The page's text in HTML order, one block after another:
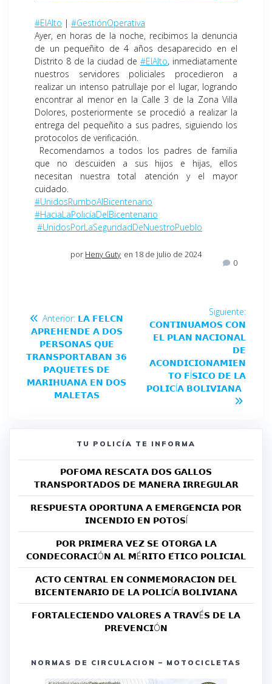
#ElAlto | #GestiónOperativa
Ayer, en horas de la noche, recibimos la denuncia
de un pequeñito de 4 años desaparecido en el
Distrito 8 de la ciudad de #ElAlto, inmediatamente
nuestros servidores policiales procedieron a
realizar un intenso patrullaje por el lugar, logrando
encontrar al menor en la Calle 3 de la Zona Villa
Dolores, posteriormente se procedió a realizar la
entrega del pequeñito a sus padres, siguiendo los
protocolos de verificación.
Recomendamos a todos los padres de familia
que no descuiden a sus hijos e hijas, ellos
necesitan nuestra total atención y el mayor
cuidado.
#UnidosRumboAlBicentenario
#HaciaLaPolicíaDelBicentenario
#UnidosPorLaSeguridadDeNuestroPueblo
por Heny Guty en 18 de julio de 2024
0
Anterior: 𝗟𝗔 𝗙𝗘𝗟𝗖𝗡
𝗔𝗣𝗥𝗘𝗛𝗘𝗡𝗗𝗘 𝗔 𝗗𝗢𝗦
𝗣𝗘𝗥𝗦𝗢𝗡𝗔𝗦 𝗤𝗨𝗘
𝗧𝗥𝗔𝗡𝗦𝗣𝗢𝗥𝗧𝗔𝗕𝗔𝗡 𝟯𝟲
𝗣𝗔𝗤𝗨𝗘𝗧𝗘𝗦 𝗗𝗘
𝗠𝗔𝗥𝗜𝗛𝗨𝗔𝗡𝗔 𝗘𝗡 𝗗𝗢𝗦
𝗠𝗔𝗟𝗘𝗧𝗔𝗦
Siguiente:
𝗖𝗢𝗡𝗧𝗜𝗡𝗨𝗔𝗠𝗢𝗦 𝗖𝗢𝗡
𝗘𝗟 𝗣𝗟𝗔𝗡 𝗡𝗔𝗖𝗜𝗢𝗡𝗔𝗟
𝗗𝗘
𝗔𝗖𝗢𝗡𝗗𝗜𝗖𝗜𝗢𝗡𝗔𝗠𝗜𝗘𝗡
𝗧𝗢 𝗙Í𝗦𝗜𝗖𝗢 𝗗𝗘 𝗟𝗔
𝗣𝗢𝗟𝗜𝗖Í𝗔 𝗕𝗢𝗟𝗜𝗩𝗜𝗔𝗡𝗔
TU POLICÍA TE INFORMA
𝗣𝗢𝗙𝗢𝗠𝗔 𝗥𝗘𝗦𝗖𝗔𝗧𝗔 𝗗𝗢𝗦 𝗚𝗔𝗟𝗟𝗢𝗦
𝗧𝗥𝗔𝗡𝗦𝗣𝗢𝗥𝗧𝗔𝗗𝗢𝗦 𝗗𝗘 𝗠𝗔𝗡𝗘𝗥𝗔 𝗜𝗥𝗥𝗘𝗚𝗨𝗟𝗔𝗥
𝗥𝗘𝗦𝗣𝗨𝗘𝗦𝗧𝗔 𝗢𝗣𝗢𝗥𝗧𝗨𝗡𝗔 𝗔 𝗘𝗠𝗘𝗥𝗚𝗘𝗡𝗖𝗜𝗔 𝗣𝗢𝗥
𝗜𝗡𝗖𝗘𝗡𝗗𝗜𝗢 𝗘𝗡 𝗣𝗢𝗧𝗢𝗦Í
𝗣𝗢𝗥 𝗣𝗥𝗜𝗠𝗘𝗥𝗔 𝗩𝗘𝗭 𝗦𝗘 𝗢𝗧𝗢𝗥𝗚𝗔 𝗟𝗔
𝗖𝗢𝗡𝗗𝗘𝗖𝗢𝗥𝗔𝗖𝗜Ó𝗡 𝗔𝗟 𝗠É𝗥𝗜𝗧𝗢 𝗘́𝗧𝗜𝗖𝗢 𝗣𝗢𝗟𝗜𝗖𝗜𝗔𝗟
𝗔𝗖𝗧𝗢 𝗖𝗘𝗡𝗧𝗥𝗔𝗟 𝗘𝗡 𝗖𝗢𝗡𝗠𝗘𝗠𝗢𝗥𝗔𝗖𝗜𝗢𝗡 𝗗𝗘𝗟
𝗕𝗜𝗖𝗘𝗡𝗧𝗘𝗡𝗔𝗥𝗜𝗢 𝗗𝗘 𝗟𝗔 𝗣𝗢𝗟𝗜𝗖Í𝗔 𝗕𝗢𝗟𝗜𝗩𝗜𝗔𝗡𝗔
𝗙𝗢𝗥𝗧𝗔𝗟𝗘𝗖𝗜𝗘𝗡𝗗𝗢 𝗩𝗔𝗟𝗢𝗥𝗘𝗦 𝗔 𝗧𝗥𝗔𝗩É𝗦 𝗗𝗘 𝗟𝗔
𝗣𝗥𝗘𝗩𝗘𝗡𝗖𝗜Ó𝗡
NORMAS DE CIRCULACION – MOTOCICLETAS